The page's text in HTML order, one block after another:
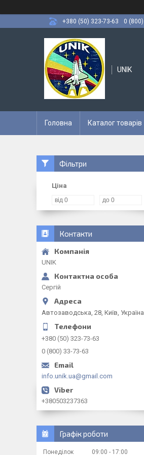
+380 (50) 323-73-63
0
UNIK
Головна Каталог товарів
Фільтри
Ціна
Контакти
UNIK
Сергій
Автозаводська, 28, Київ, Україна
+380 (50) 323-73-63
0 (800) 33-73-63
info.unik.ua@gmail.com
+380503237363
Графік роботи
Понеділок 09:00 17:00